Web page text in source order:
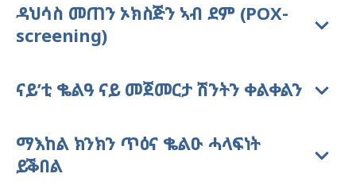
ዳህሳስ መጠን ኦክስጅን ኣብ ደም (POX-
screening)
ናይ’ቲ ቈልዓ ናይ መጀመርታ ሽንትን ቀልቀልን
ማእከል ክንክን ጥዕና ቈልዑ ሓላፍነት
ይቕበል